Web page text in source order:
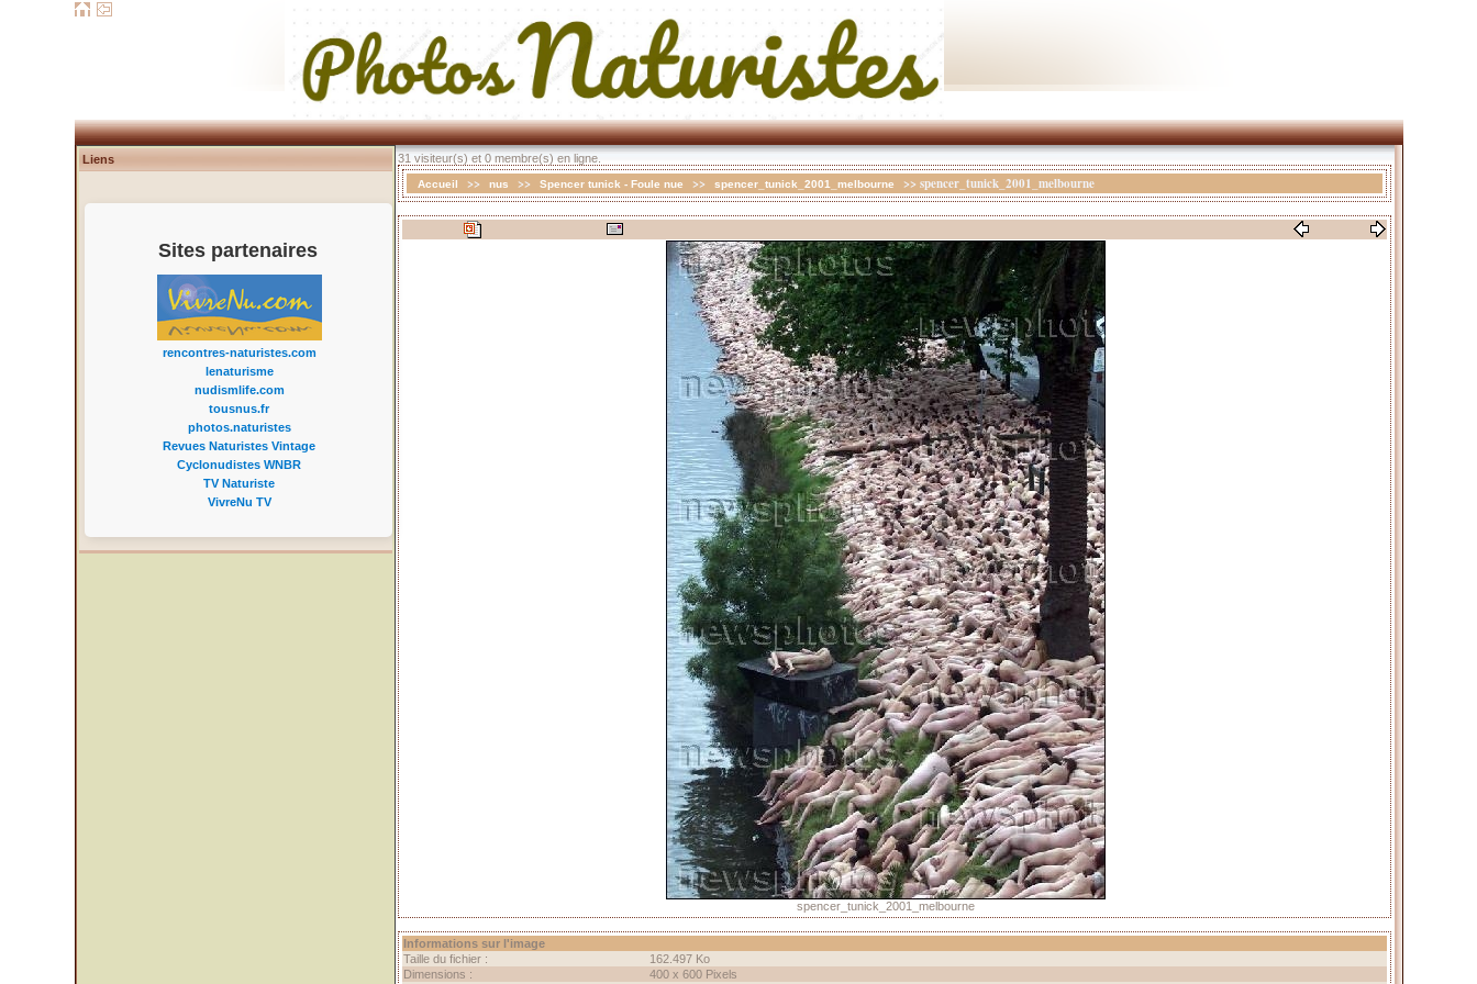
Liens
Sites partenaires
rencontres-naturistes.com
lenaturisme
nudismlife.com
tousnus.fr
photos.naturistes
Revues Naturistes Vintage
Cyclonudistes WNBR
TV Naturiste
VivreNu TV
31 visiteur(s) et 0 membre(s) en ligne.
Accueil >> nus >> Spencer tunick - Foule nue >> spencer_tunick_2001_melbourne >> spencer_tunick_2001_melbourne
spencer_tunick_2001_melbourne
Informations sur l'image
Taille du fichier :
162.497 Ko
Dimensions :
400 x 600 Pixels